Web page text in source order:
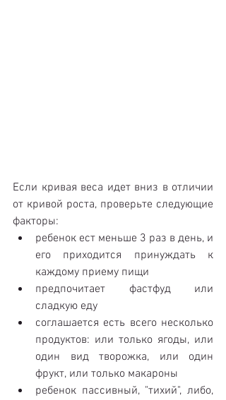
Если кривая веса идет вниз в отличии
от кривой роста, проверьте следующие
факторы:​
ребенок ест меньше 3 раз в день, и
его приходится принуждать к
каждому приему пищи
предпочитает фастфуд или
сладкую еду
соглашается есть всего несколько
продуктов: или только ягоды, или
один вид творожка, или один
фрукт, или только макароны
ребенок пассивный, "тихий", либо,